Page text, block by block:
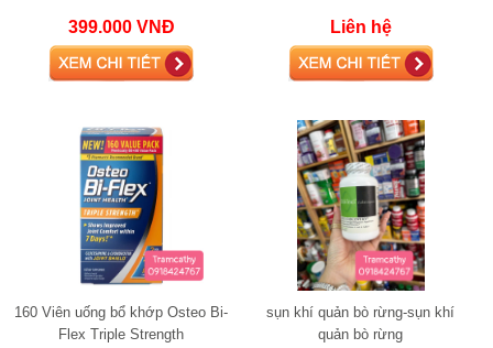
399.000 VNĐ
Mỹ
Liên hệ
160 Viên uống bổ khớp Osteo Bi-
Flex Triple Strength
sụn khí quản bò rừng-sụn khí
quản bò rừng